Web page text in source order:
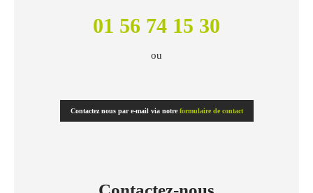
01 56 74 15 30
ou
Contactez nous par e-mail via notre formulaire de contact